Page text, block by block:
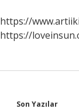
https://
https://
Son Yazılar